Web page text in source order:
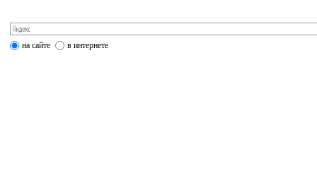
на сайте в интернете